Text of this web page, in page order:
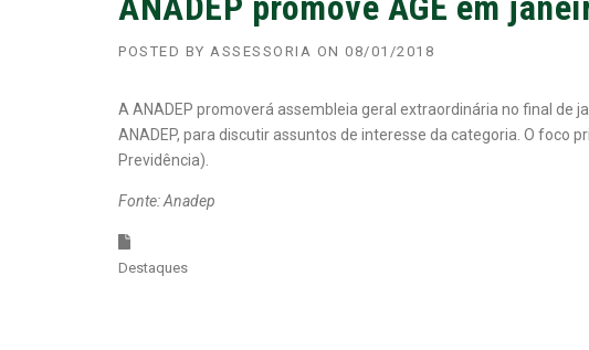
POSTED BY ASSESSORIA ON 08/01/2018
A ANADEP promoverá assembleia geral extraordinária no final de
ANADEP, para discutir assuntos de interesse da categoria. O foco
Previdência).
Fonte: Anadep
Destaques